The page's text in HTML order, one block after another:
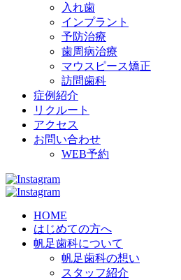
入れ歯
インプラント
予防治療
歯周病治療
マウスピース矯正
訪問歯科
症例紹介
リクルート
アクセス
お問い合わせ
WEB予約
HOME
はじめての方へ
帆足歯科について
帆足歯科の想い
スタッフ紹介